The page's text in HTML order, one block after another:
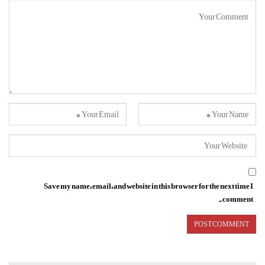
Save my name, email, and website in this browser for the next time I
comment.